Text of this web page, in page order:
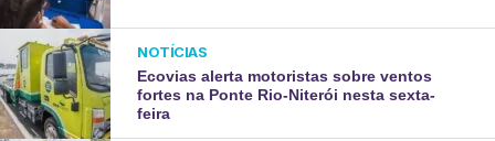
NOTÍCIAS
Ecovias alerta motoristas sobre ventos
fortes na Ponte Rio-Niterói nesta sexta-
feira